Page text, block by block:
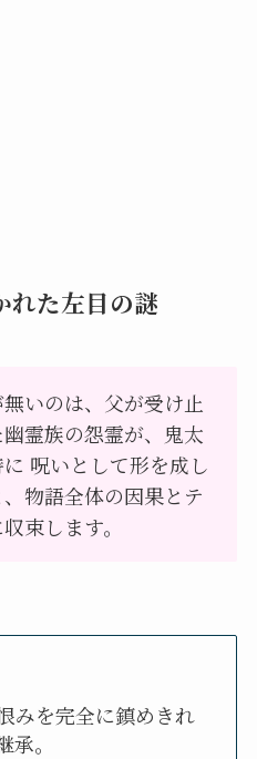
れた左目の謎
いのは、父が受け止
霊族の怨霊が、鬼太
呪いとして形を成し
物語全体の因果とテ
束します。
みを完全に鎮めきれ
。